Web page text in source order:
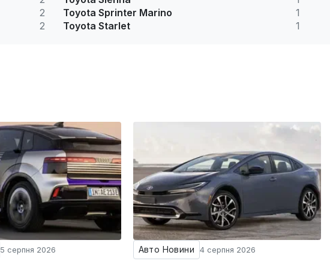
2
2
Toyota Sprinter Marino
1
Toyota Starlet
1
5 серпня 2026 Авто Новини 4 серпня 2026